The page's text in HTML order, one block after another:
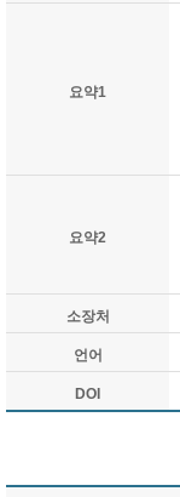
요약1
요약2
소장처
언어
DOI